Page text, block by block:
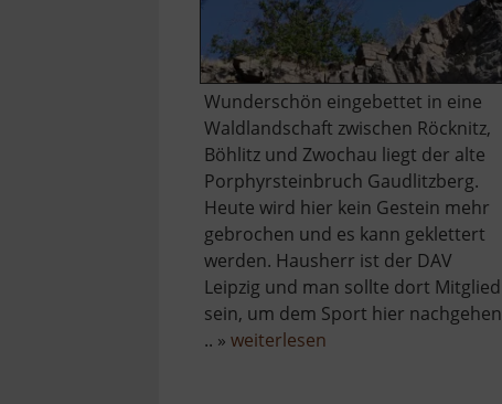
Wunderschön eingebettet in eine
Waldlandschaft zwischen Röcknitz,
Böhlitz und Zwochau liegt der alte
Porphyrsteinbruch Gaudlitzberg.
Heute wird hier kein Gestein mehr
gebrochen und es kann geklettert
werden. Hausherr ist der DAV
Leipzig und man sollte dort Mitglied
sein, um dem Sport hier nachgehen
.. » weiterlesen